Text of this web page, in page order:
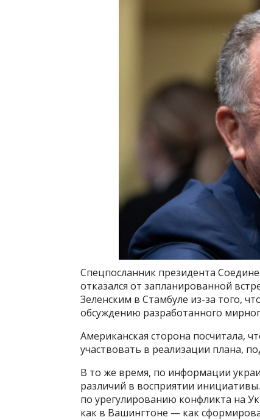
Спецпосланник президента
отказался от запланированной
Зеленским в Стамбуле из-за того,
обсуждению разработанного
Американская сторона посчитала,
участвовать в реализации плана,
В то же время, по информации
различий в восприятии
по урегулированию конфликта на
как в Вашингтоне — как